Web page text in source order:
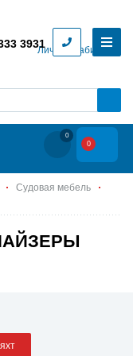
Личный кабинет
3931
0
0
Судовая мебель